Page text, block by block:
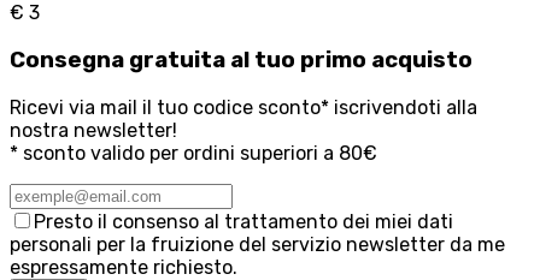
€ 3
Consegna gratuita al tuo primo acquisto
Ricevi via mail il tuo codice sconto* iscrivendoti alla
nostra newsletter!
* sconto valido per ordini superiori a 80€
Presto il consenso al trattamento dei miei dati
personali per la fruizione del servizio newsletter da me
espressamente richiesto.